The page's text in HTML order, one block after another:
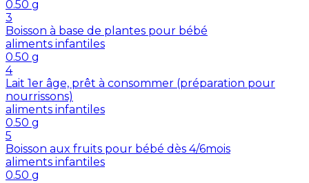
0.50 g
3
Boisson à base de plantes pour bébé
aliments infantiles
0.50 g
4
Lait 1er âge, prêt à consommer (préparation pour
nourrissons)
aliments infantiles
0.50 g
5
Boisson aux fruits pour bébé dès 4/6mois
aliments infantiles
0.50 g